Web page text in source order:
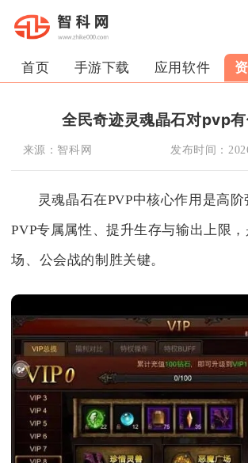
首页 手游下载 应用软件
全民奇迹灵魂晶石对pvp
来源： 智科网 发布时间：
灵魂晶石在PVP中核心作用是高
PVP专属属性、提升生存与输出上限
场、公会战的制胜关键。